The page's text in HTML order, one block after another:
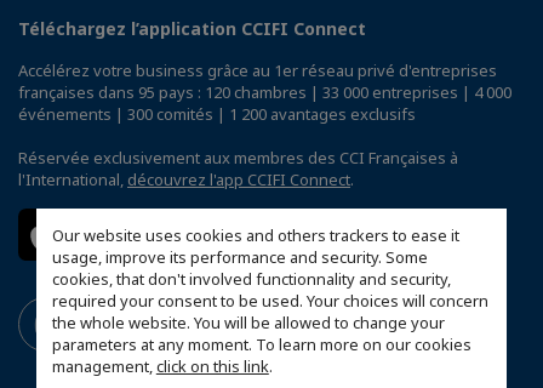
Our website uses cookies and others trackers to ease it
usage, improve its performance and security. Some
cookies, that don't involved functionnality and security,
required your consent to be used. Your choices will concern
the whole website. You will be allowed to change your
parameters at any moment. To learn more on our cookies
management,click on this link.
Téléchargez l’application CCIFI Connect
Accélérez votre business grâce au 1er réseau privé d'entreprises
françaises dans 95 pays : 120 chambres | 33 000 entreprises | 4 000
événements | 300 comités | 1 200 avantages exclusifs
Réservée exclusivement aux membres des CCI Françaises à
l'International, découvrez l'app CCIFI Connect.